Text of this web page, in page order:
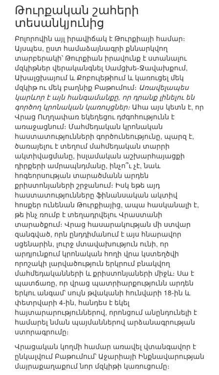
Թուրքական շահերի
տեսանկյունից
Բոլորովին այլ իրավիճակ է Թուրքիայի համար։
Այսպես, ըստ համաձայնագրի քննարկվող
տարբերակի՝ Թուրքիան իրավունք է ստանալու
մզկիթներ վերականգնել Սամցխե-Ջավախքում,
Ախալցխայում և Քոբուլեթիում և կառուցել մեկ
մզկիթ ու մեկ բաղնիք Բաթումում։ Առավելապես
կարևոր է այն հանգամանքը, որ դրանք լինելու են
գործող կրոնական կառույցներ։ Ահա այս կետն է, որ
Վրաց Ուղղափառ եկեղեցու դժգոհությունն է
առաջացնում։ Մահմեդական կրոնական
հաստատությունների գործունեությունը, պարզ է,
ծառայելու է տեղում մահմեդական տարրի
ակտիվացմանը, իսլամական աշխարհայացքի
դիրքերի ամրապնդմանը, ինչո՞ւ չէ, նաև
հոգեորսության տարածմանն արդեն
քրիստոնյաների շրջանում։ Իսկ եթե այդ
հաստատությունները ֆինանսական ակտիվ
հոսքեր ունենան Թուրքիայից, ապա հասկանալի է,
թե ինչ ռումբ է տեղադրվելու Վրաստանի
տարածքում։ Վրաց հասարակության մի ստվար
զանգված, որն ընդդիմանում է այս հնարավոր
սցենարին, լուրջ մտավախություն ունի, որ
արդյունքում կրոնական հողի վրա կստեղծվի
որոշակի լարվածություն երկրում բնակվող
մահմեդականների և քրիստոնյաների միջև։ Սա է
պատճառը, որ վրաց պատրիարքությունն արդեն
երկու անգամ՝ սույն թվականի հունվարի 18-ին և
փետրվարի 4-ին, հանդես է եկել
հայտարարություններով, որոնցում անընդունելի է
համարել նման պայմաններով արձանագրության
ստորագրումը։
Վրացական կողմի համար առավել վտանգավոր է
ընկալվում Բաթումում՝ Աջարիայի Ինքնավարության
մայրաքաղաքում նոր մզկիթի կառուցումը։